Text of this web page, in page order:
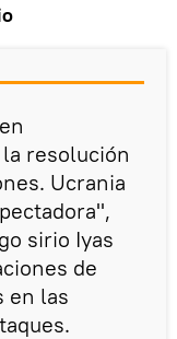
resolución
Ucrania
sirio Iyas
de
en las